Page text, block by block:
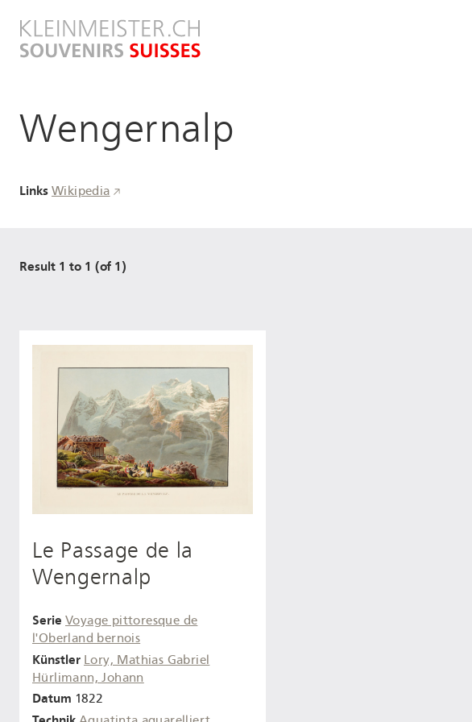
zum
Inhalt
Wengernalp
Links Wikipedia
Result 1 to 1 (of 1)
Le Passage de la
Wengernalp
Serie Voyage pittoresque de
l'Oberland bernois
Künstler Lory, Mathias Gabriel
Hürlimann, Johann
Datum 1822